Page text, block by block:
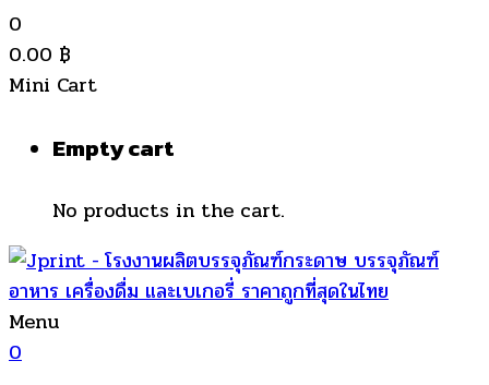
0
0.00 ฿
Mini Cart
Empty cart
No products in the cart.
Menu
0